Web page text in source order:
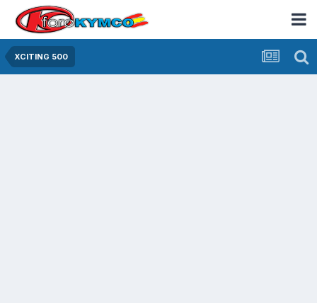
XCITING 500